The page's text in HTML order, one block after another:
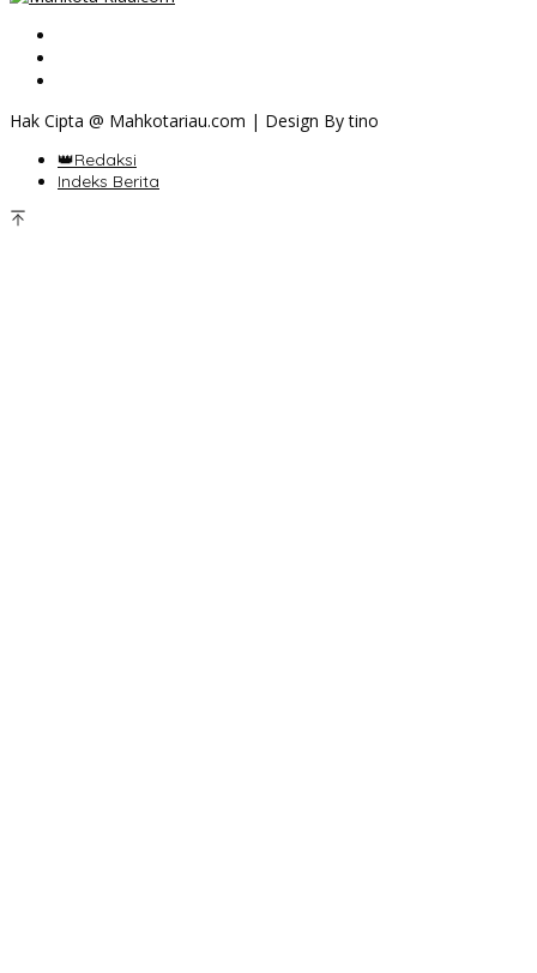
Hak Cipta @ Mahkotariau.com | Design By tino
👑Redaksi
Indeks Berita